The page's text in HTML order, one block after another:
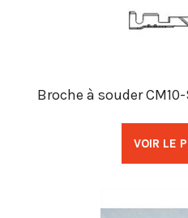
Broche à souder
VOIR LE